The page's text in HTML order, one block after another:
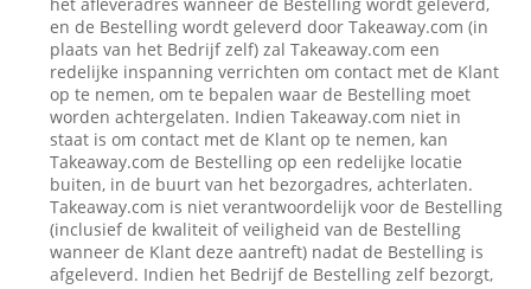
en de Bestelling wordt geleverd door Takeaway.com (in
plaats van het Bedrijf zelf) zal Takeaway.com een
redelijke inspanning verrichten om contact met de Klant
op te nemen, om te bepalen waar de Bestelling moet
worden achtergelaten. Indien Takeaway.com niet in
staat is om contact met de Klant op te nemen, kan
Takeaway.com de Bestelling op een redelijke locatie
buiten, in de buurt van het bezorgadres, achterlaten.
Takeaway.com is niet verantwoordelijk voor de Bestelling
(inclusief de kwaliteit of veiligheid van de Bestelling
wanneer de Klant deze aantreft) nadat de Bestelling is
afgeleverd. Indien het Bedrijf de Bestelling zelf bezorgt,